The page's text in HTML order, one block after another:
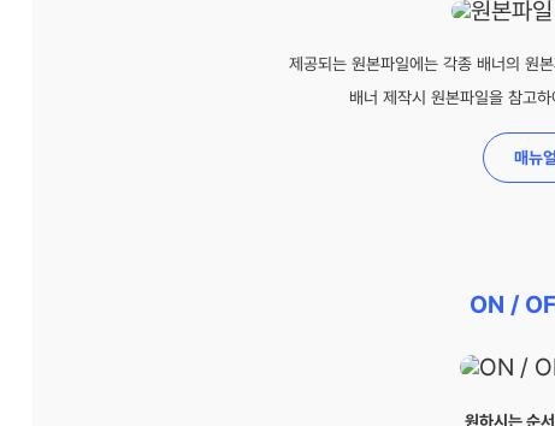
제공되는 원본파일에는 각종 배너의 원
배너 제작시 원본파일을 참고
매뉴
ON /
원하시는 순